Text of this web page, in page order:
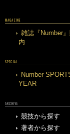
MAGAZINE
雑誌『Number
内
SPECIAL
Number
YEAR
ARCHIVE
競技から探す
著者から探す